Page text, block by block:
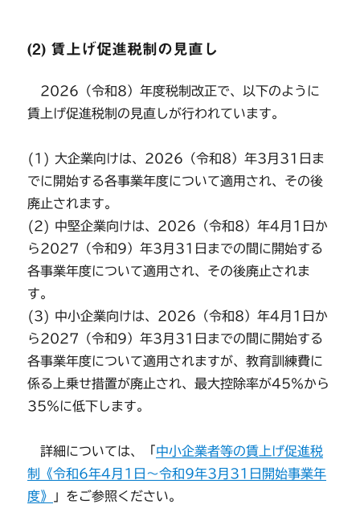
(2) 賃上げ促進税制の見直し
2026（令和8）年度税制改正で、以下のように
賃上げ促進税制の見直しが行われています。
(1) 大企業向けは、2026（令和8）年3月31日ま
でに開始する各事業年度について適用され、その後
廃止されます。
(2) 中堅企業向けは、2026（令和8）年4月1日か
ら2027（令和9）年3月31日までの間に開始する
各事業年度について適用され、その後廃止されま
す。
(3) 中小企業向けは、2026（令和8）年4月1日か
ら2027（令和9）年3月31日までの間に開始する
各事業年度について適用されますが、教育訓練費に
係る上乗せ措置が廃止され、最大控除率が45％から
35％に低下します。
詳細については、「 中小企業者等の賃上げ促進税
制《令和6年4月1日～令和9年3月31日開始事業年
度》
」をご参照ください。